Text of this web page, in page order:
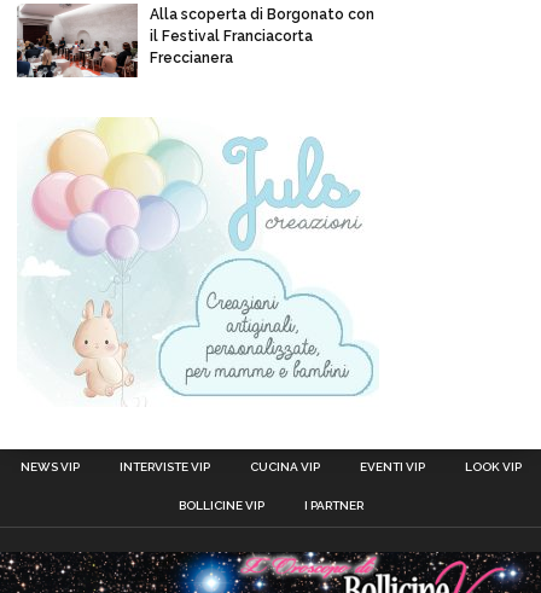
Alla scoperta di Borgonato con
il Festival Franciacorta
Freccianera
NEWS VIP INTERVISTE VIP CUCINA VIP EVENTI VIP LOOK VIP
BOLLICINE VIP I PARTNER